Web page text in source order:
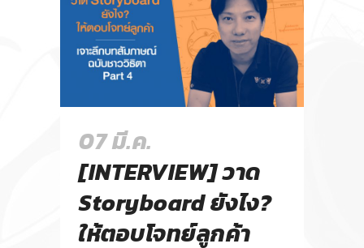
07 มี.ค.
[INTERVIEW] วาด
Storyboard ยังไง?
ให้ตอบโจทย์ลูกค้า